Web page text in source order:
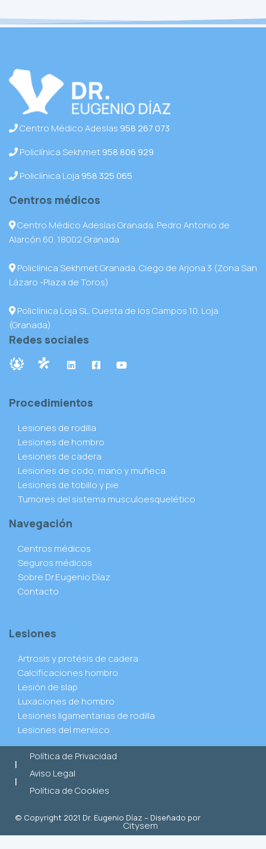
Centro Médico Adeslas 958 267 073
Policlínica Sekhmet958 806 929
Policlínica Loja 958 325 065
Centros médicos
Centro Médico Adeslas Granada. Pedro Antonio de
Alarcón 60. 18002 Granada
Policlínica Sekhmet Granada. Ciego de Arjona 3 (Zona San
Lázaro -Plaza de Toros)
Policlínica Loja SL. Cuesta de los Campos 10. Loja
(Granada)
Redes sociales
Procedimientos
Lesiones de rodilla
Lesiones de hombro
Lesiones de cadera
Lesiones de codo, mano y muñeca
Lesiones de tobillo y pie
Tumores del sistema musculoesquelético
Navegación
Centros médicos
Seguros médicos
Sobre Dr.Eugenio Díaz
Contacto
Lesiones
Artrosis y protésis de cadera
Calcificaciones hombro
Lesión de slap
Luxaciones de hombro
Lesiones ligamentarias de rodilla
Lesiones del menisco
Política de Privacidad
|
Aviso Legal
|
Política de Cookies
© Copyright 2021 Dr. Eugenio Díaz – Diseñado por
Citysem